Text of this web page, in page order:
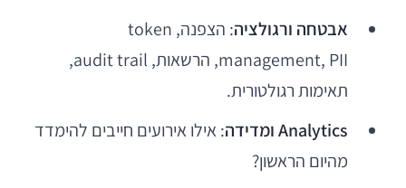
אבטחה ורגולציה
: הצפנה, token
management, PII, הרשאות, audit trail,
תאימות רגולטורית.
Analytics ומדידה
: אילו אירועים חייבים להימדד
מהיום הראשון?